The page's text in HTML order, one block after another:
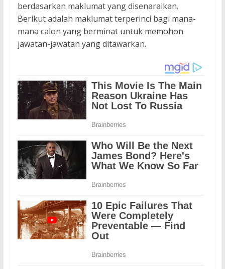
berdasarkan maklumat yang disenaraikan.
Berikut adalah maklumat terperinci bagi mana-
mana calon yang berminat untuk memohon
jawatan-jawatan yang ditawarkan.